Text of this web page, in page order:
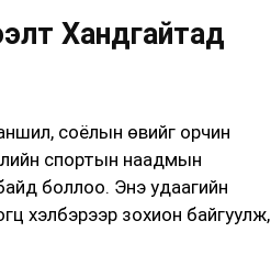
Хандгайтад
соёлын өвийг орчин
спортын наадмын
боллоо. Энэ удаагийн
хэлбэрээр зохион байгуулж,